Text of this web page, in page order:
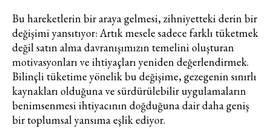
Bu hareketlerin bir araya gelmesi, zihniyetteki derin bir
değişimi yansıtıyor: Artık mesele sadece farklı tüketmek
değil satın alma davranışımızın temelini oluşturan
motivasyonları ve ihtiyaçları yeniden değerlendirmek.
Bilinçli tüketime yönelik bu değişime, gezegenin sınırlı
kaynakları olduğuna ve sürdürülebilir uygulamaların
benimsenmesi ihtiyacının doğduğuna dair daha geniş
bir toplumsal yansıma eşlik ediyor.